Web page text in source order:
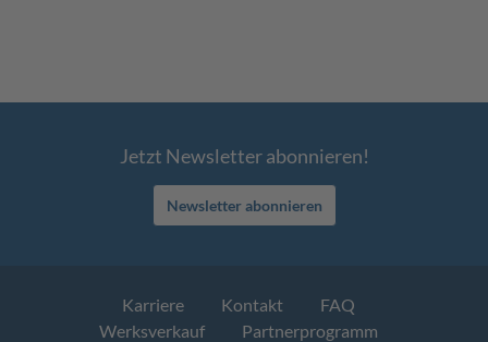
Jetzt Newsletter abonnieren!
Newsletter abonnieren
Karriere Kontakt
FAQ
Werksverkauf
Partnerprogramm